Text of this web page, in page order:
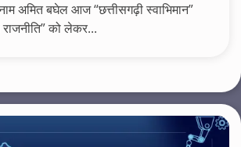
अमित बघेल आज “छत्तीसगढ़ी स्वाभिमान”
को लेकर...